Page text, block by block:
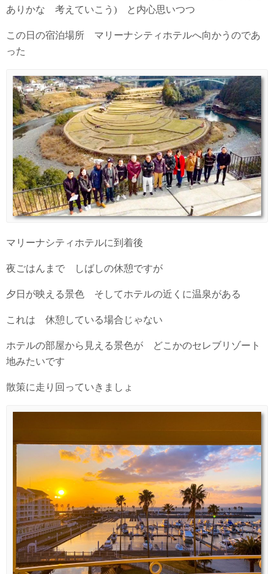
ありかな 考えていこう) と内心思いつつ
この日の宿泊場所 マリーナシティホテルへ向かうのであ
った
マリーナシティホテルに到着後
夜ごはんまで しばしの休憩ですが
夕日が映える景色 そしてホテルの近くに温泉がある
これは 休憩している場合じゃない
ホテルの部屋から見える景色が どこかのセレブリゾート
地みたいです
散策に走り回っていきましょ